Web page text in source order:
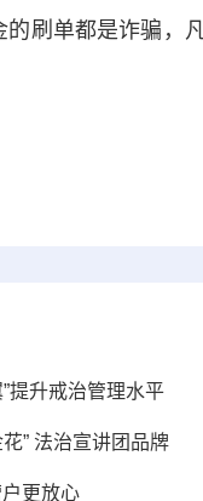
刷单都是诈骗，
提升戒治管理水平
” 法治宣讲团品牌
更放心